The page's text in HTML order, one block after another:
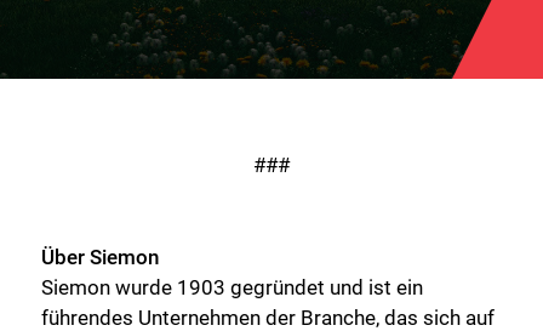
###
Über Siemon
Siemon wurde 1903 gegründet und ist ein
führendes Unternehmen der Branche, das sich auf